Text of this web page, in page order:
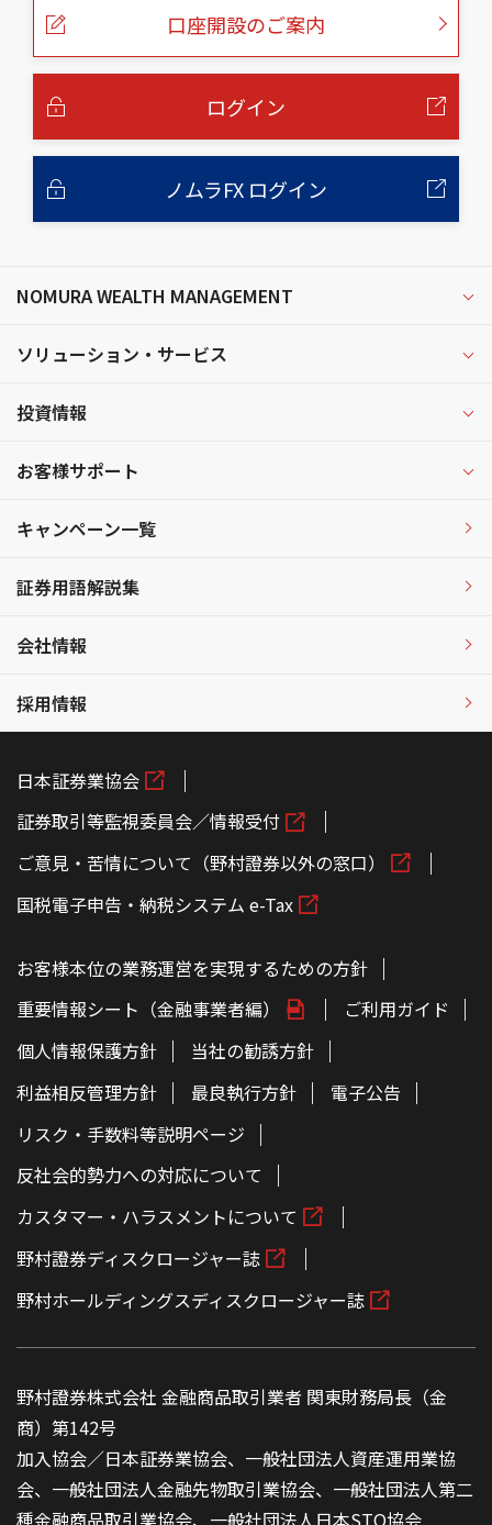
口座開設のご案内
ログイン
ノムラFX ログイン
NOMURA WEALTH MANAGEMENT
ソリューション・サービス
投資情報
お客様サポート
キャンペーン一覧
証券用語解説集
会社情報
採用情報
日本証券業協会
証券取引等監視委員会／情報受付
ご意見・苦情について（野村證券以外の窓口）
国税電子申告・納税システム e-Tax
お客様本位の業務運営を実現するための方針
重要情報シート（金融事業者編）
ご利用ガイド
個人情報保護方針
当社の勧誘方針
利益相反管理方針
最良執行方針
電子公告
リスク・手数料等説明ページ
反社会的勢力への対応について
カスタマー・ハラスメントについて
野村證券ディスクロージャー誌
野村ホールディングスディスクロージャー誌
野村證券株式会社 金融商品取引業者 関東財務局長（金
商）第142号
加入協会／日本証券業協会、一般社団法人資産運用業協
会、一般社団法人金融先物取引業協会、一般社団法人第二